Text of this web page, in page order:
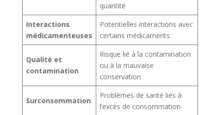
quantité
Interactions
médicamenteuses
Potentielles interactions avec
certains médicaments
Qualité et
contamination
Risque lié à la contamination
ou à la mauvaise
conservation
Surconsommation
Problèmes de santé liés à
l’excès de consommation